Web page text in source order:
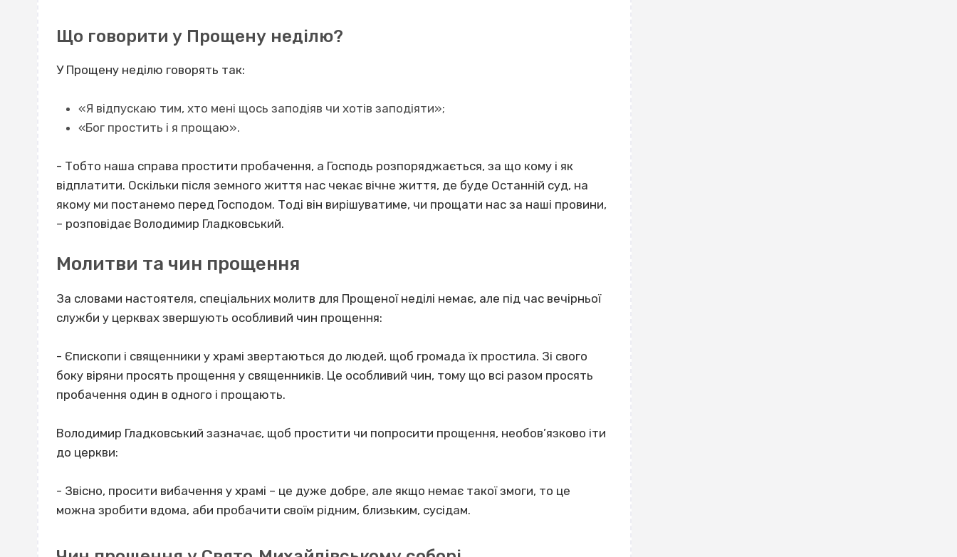
Що говорити у Прощену неділю?
У Прощену неділю говорять так:
«Я відпускаю тим, хто мені щось заподіяв чи хотів заподіяти»;
«Бог простить і я прощаю».
- Тобто наша справа простити пробачення, а Господь розпоряджається, за що кому і як
відплатити. Оскільки після земного життя нас чекає вічне життя, де буде Останній суд, на
якому ми постанемо перед Господом. Тоді він вирішуватиме, чи прощати нас за наші провини,
– розповідає Володимир Гладковський.
Молитви та чин прощення
За словами настоятеля, спеціальних молитв для Прощеної неділі немає, але під час вечірньої
служби у церквах звершують особливий чин прощення:
- Єпископи і священники у храмі звертаються до людей, щоб громада їх простила. Зі свого
боку віряни просять прощення у священників. Це особливий чин, тому що всі разом просять
пробачення один в одного і прощають.
Володимир Гладковський зазначає, щоб простити чи попросити прощення, необов’язково іти
до церкви:
- Звісно, просити вибачення у храмі – це дуже добре, але якщо немає такої змоги, то це
можна зробити вдома, аби пробачити своїм рідним, близьким, сусідам.